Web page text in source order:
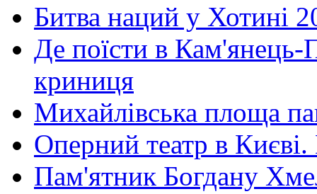
Битва наций у Хотині
Де поїсти в Кам'янець-
криниця
Михайлівська площа
Оперний театр в
Пам'ятник Богдану